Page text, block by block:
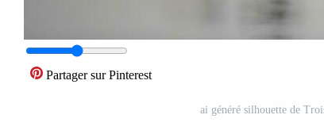
Partager sur Pinterest
ai généré silhouette de